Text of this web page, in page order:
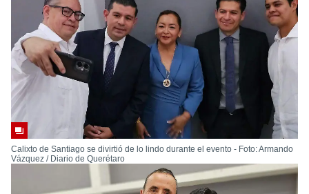
Calixto de Santiago se divirtió de lo lindo durante el evento - Foto: Armando
Vázquez / Diario de Querétaro